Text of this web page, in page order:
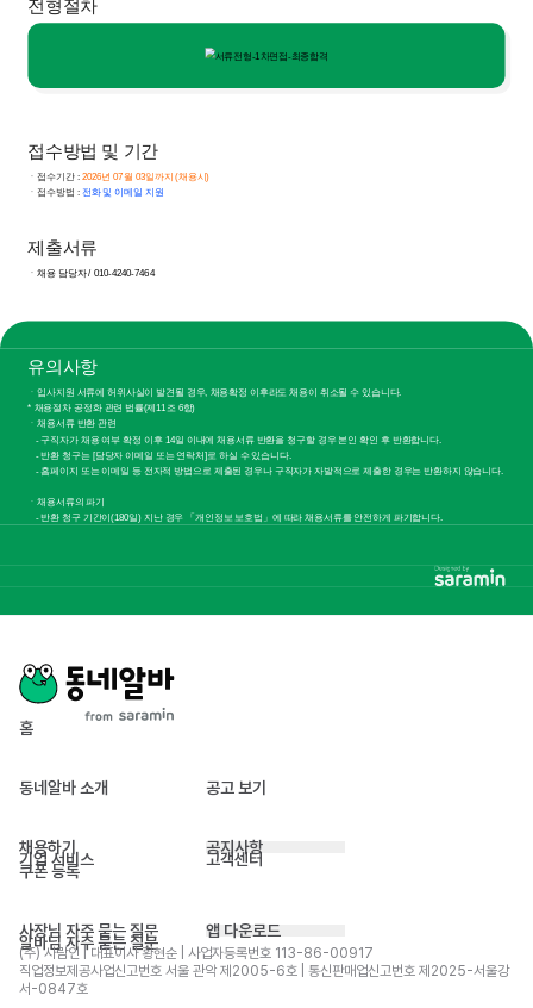
홈
동네알바 소개 공고 보기
채용하기
기업 서비스
쿠폰 등록
공지사항
고객센터
사장님 자주 묻는 질문
알바님 자주 묻는 질문
앱 다운로드
(주) 사람인 | 대표이사 황현순 | 사업자등록번호 113-86-00917
직업정보제공사업신고번호 서울 관악 제2005-6호 | 통신판매업신고번호 제2025-서울강
서-0847호